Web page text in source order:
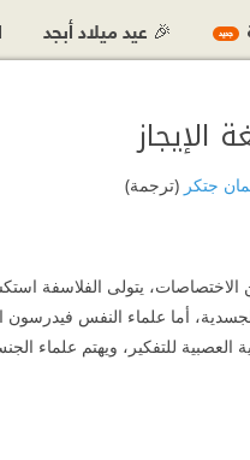
الإيجاز
جتكر(ترجمة)
يتولى الفلاسفة
أما علماء النفس
العصبية للتفكير، ويهتم علماء
جديد 🎉 عيد ميلاد أبجد